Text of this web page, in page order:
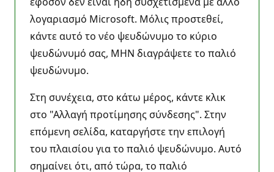
λογαριασμό Microsoft. Μόλις προστεθεί,
κάντε αυτό το νέο ψευδώνυμο το κύριο
ψευδώνυμό σας, ΜΗΝ διαγράψετε το παλιό
ψευδώνυμο.
Στη συνέχεια, στο κάτω μέρος, κάντε κλικ
στο "Αλλαγή προτίμησης σύνδεσης". Στην
επόμενη σελίδα, καταργήστε την επιλογή
του πλαισίου για το παλιό ψευδώνυμο. Αυτό
σημαίνει ότι, από τώρα, το παλιό